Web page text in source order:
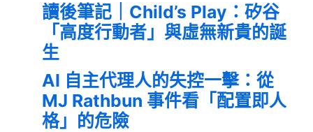
讀後筆記｜Child’s Play：矽谷
「高度行動者」與虛無新貴的誕
生
AI 自主代理人的失控一擊：從
MJ Rathbun 事件看「配置即人
格」的危險